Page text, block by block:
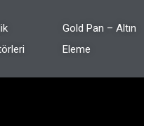
Gold Pan – Altın
Eleme